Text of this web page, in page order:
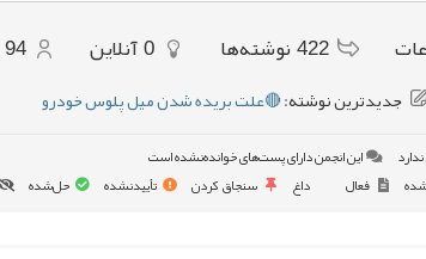
422نوشته‌ها 0آنلاین 94
جدیدترین نوشته:🔴علت بریده شدن میل پلوس خودرو
این انجمن دارای پست‌های خوانده‌نشده است
فعال داغ سنجاق کردن تأییدنشده حل‌شده